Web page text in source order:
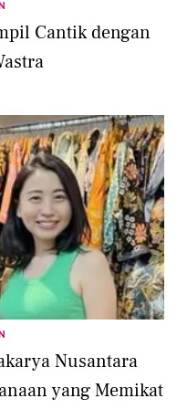
Cantik dengan
Nusantara
yang Memikat